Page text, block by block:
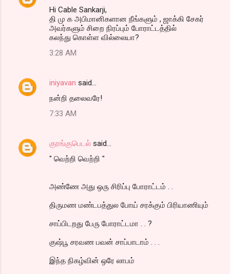
Hi Cable Sankarji,
தி மு க அபிமானிகளான நீங்களும் , ஜாக்கி சேகர்
அவர்களும் சிறை நிரப்பும் போராட்டத்தில்
கலந்து கொள்ள வில்லையா?
3:28 AM
iniyavan said…
நன்றி தலைவரே!
7:33 AM
குரங்குபெடல் said…
" வெற்றி வெற்றி "
அண்ணே அது ஒரு சிரிப்பு போராட்டம் . .
திருமண மண்டபத்துல போய் சரக்கும் பிரியாணியும்
சாப்பிடறது பேரு போராட்டமா . . ?
குஷ்பூ சரவண பவன் சாப்பாடாம் . . .
இந்த நிகழ்வின் ஒரே லாபம்